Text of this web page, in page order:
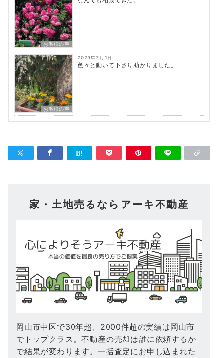
お客様の声
お客様の声
2025年7月1日
色々と動いて下さり助かりました。
家・土地売るならアーキ不動産
岡山市中区で30年超、2000件超の実績は岡山市
でトップクラス。不動産の売却は誰に依頼するか
で結果が変わります。一括査定にお申し込まれた